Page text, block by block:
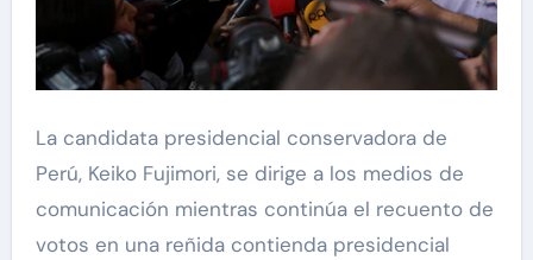
La candidata presidencial conservadora de
Perú, Keiko Fujimori, se dirige a los medios de
comunicación mientras continúa el recuento de
votos en una reñida contienda presidencial